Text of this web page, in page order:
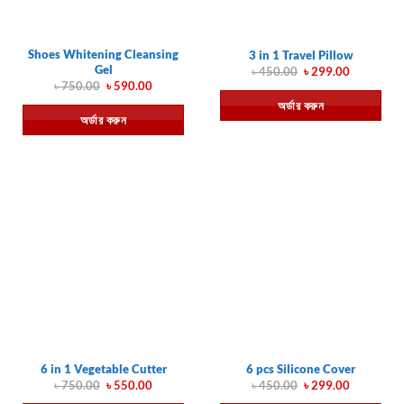
Shoes Whitening Cleansing
Gel
৳750.00 Original
was:
৳ 750.00.
৳590.00Current
is:
৳ 590.00.
অর্ডার করুন
3 in 1 Travel Pillow
৳450.00 Original
was:
৳ 450.00.
৳299.00Current
is:
৳ 299.00.
অর্ডার করুন
6 in 1 Vegetable Cutter
৳750.00 Original
৳550.00Current
6 pcs Silicone Cover
৳450.00 Original
৳299.00Current